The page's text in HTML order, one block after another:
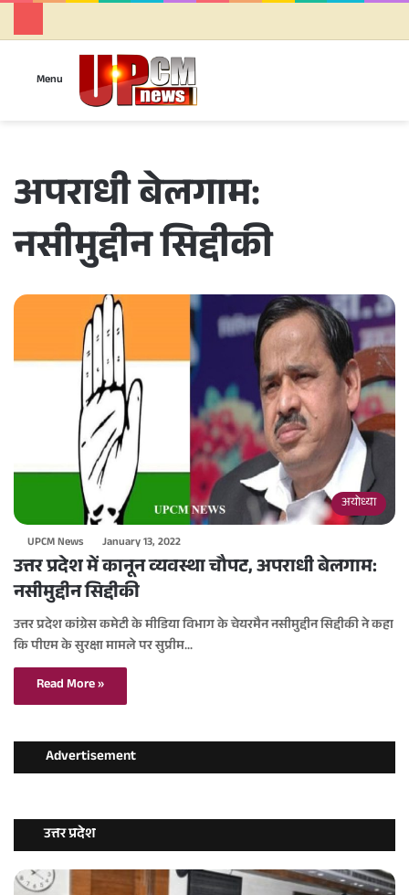
Menu
अपराधी बेलगाम:
नसीमुद्दीन सिद्दीकी
अयोध्या
UPCM News January 13, 2022
उत्तर प्रदेश में कानून व्यवस्था चौपट, अपराधी बेलगाम:
नसीमुद्दीन सिद्दीकी
उत्तर प्रदेश कांग्रेस कमेटी के मीडिया विभाग के चेयरमैन नसीमुद्दीन सिद्दीकी ने कहा
कि पीएम के सुरक्षा मामले पर सुप्रीम…
Read More »
Advertisement
उत्तर प्रदेश